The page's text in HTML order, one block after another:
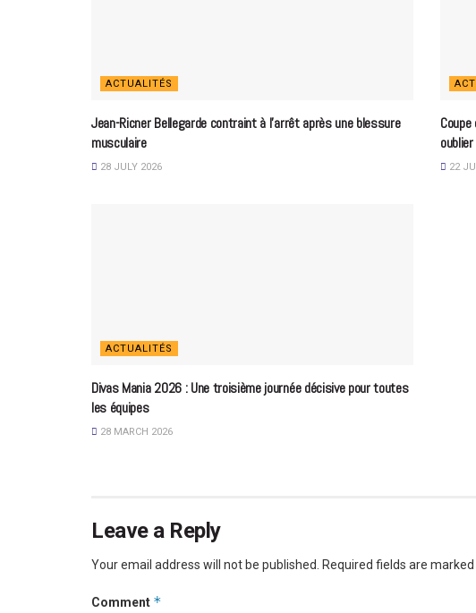
ACTUALITÉS
Jean-Ricner Bellegarde contraint à l’arrêt après une blessure
musculaire
28 JULY 2026 22
ACTUALITÉS
Divas Mania 2026 : Une troisième journée décisive pour toutes
les équipes
28 MARCH 2026
Leave a Reply
Your email address will not be published. Required fields are marked
Comment *